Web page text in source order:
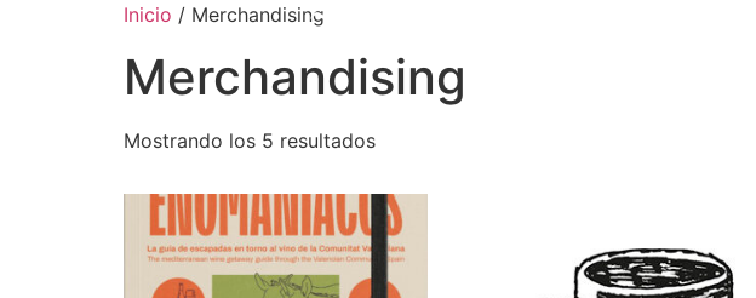
Inicio / Merchandising
Merchandising
Mostrando los 5 resultados